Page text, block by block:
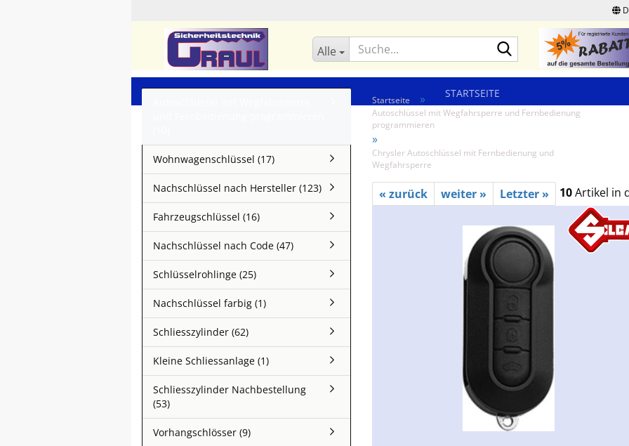
Alle Suche...
STARTSEITE
Startseite »
Autoschlüssel mit Wegfahrsperre und Fernbedienung
programmieren
»
Chrysler Autoschlüssel mit Fernbedienung und
Wegfahrsperre
« zurück weiter » Letzter » 10Artikel in
Wohnwagenschlüssel (17)
Nachschlüssel nach Hersteller (123)
Fahrzeugschlüssel (16)
Nachschlüssel nach Code (47)
Schlüsselrohlinge (25)
Nachschlüssel farbig (1)
Schliesszylinder (62)
Kleine Schliessanlage (1)
Schliesszylinder Nachbestellung
(53)
Vorhangschlösser (9)